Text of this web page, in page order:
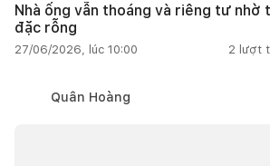
Nhà ống vẫn thoáng và riêng tư
đặc rỗng
27/06/2026, lúc 10:00 2 lượt
Quân Hoàng